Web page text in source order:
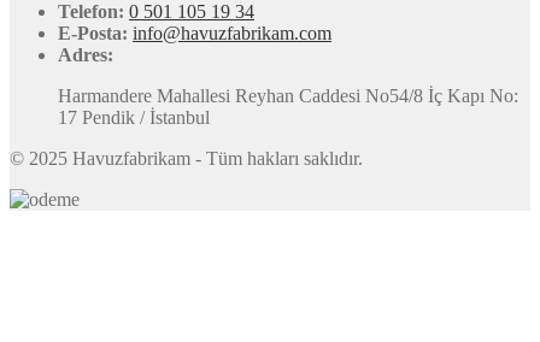
Telefon: 0 501 105 19 34
E-Posta: info@havuzfabrikam.com
Adres:
Harmandere Mahallesi Reyhan Caddesi No54/8 İç Kapı No:
17 Pendik / İstanbul
© 2025 Havuzfabrikam - Tüm hakları saklıdır.